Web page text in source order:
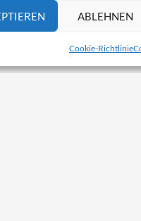
ABLEHNEN
Cookie-Richtlinie